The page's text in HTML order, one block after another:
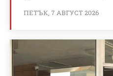
ПЕТЪК, 7 АВГУСТ 2026